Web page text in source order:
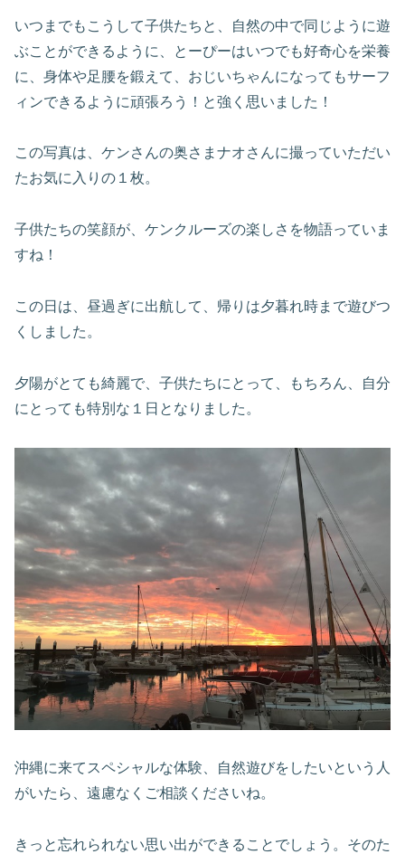
いつまでもこうして子供たちと、自然の中で同じように遊
ぶことができるように、とーぴーはいつでも好奇心を栄養
に、身体や足腰を鍛えて、おじいちゃんになってもサーフ
ィンできるように頑張ろう！と強く思いました！
この写真は、ケンさんの奥さまナオさんに撮っていただい
たお気に入りの１枚。
子供たちの笑顔が、ケンクルーズの楽しさを物語っていま
すね！
この日は、昼過ぎに出航して、帰りは夕暮れ時まで遊びつ
くしました。
夕陽がとても綺麗で、子供たちにとって、もちろん、自分
にとっても特別な１日となりました。
沖縄に来てスペシャルな体験、自然遊びをしたいという人
がいたら、遠慮なくご相談くださいね。
きっと忘れられない思い出ができることでしょう。そのた